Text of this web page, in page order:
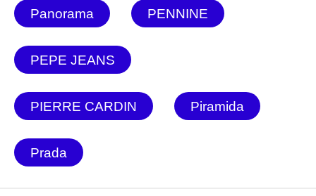
Panorama PENNINE
PEPE JEANS
PIERRE CARDIN Piramida
Prada